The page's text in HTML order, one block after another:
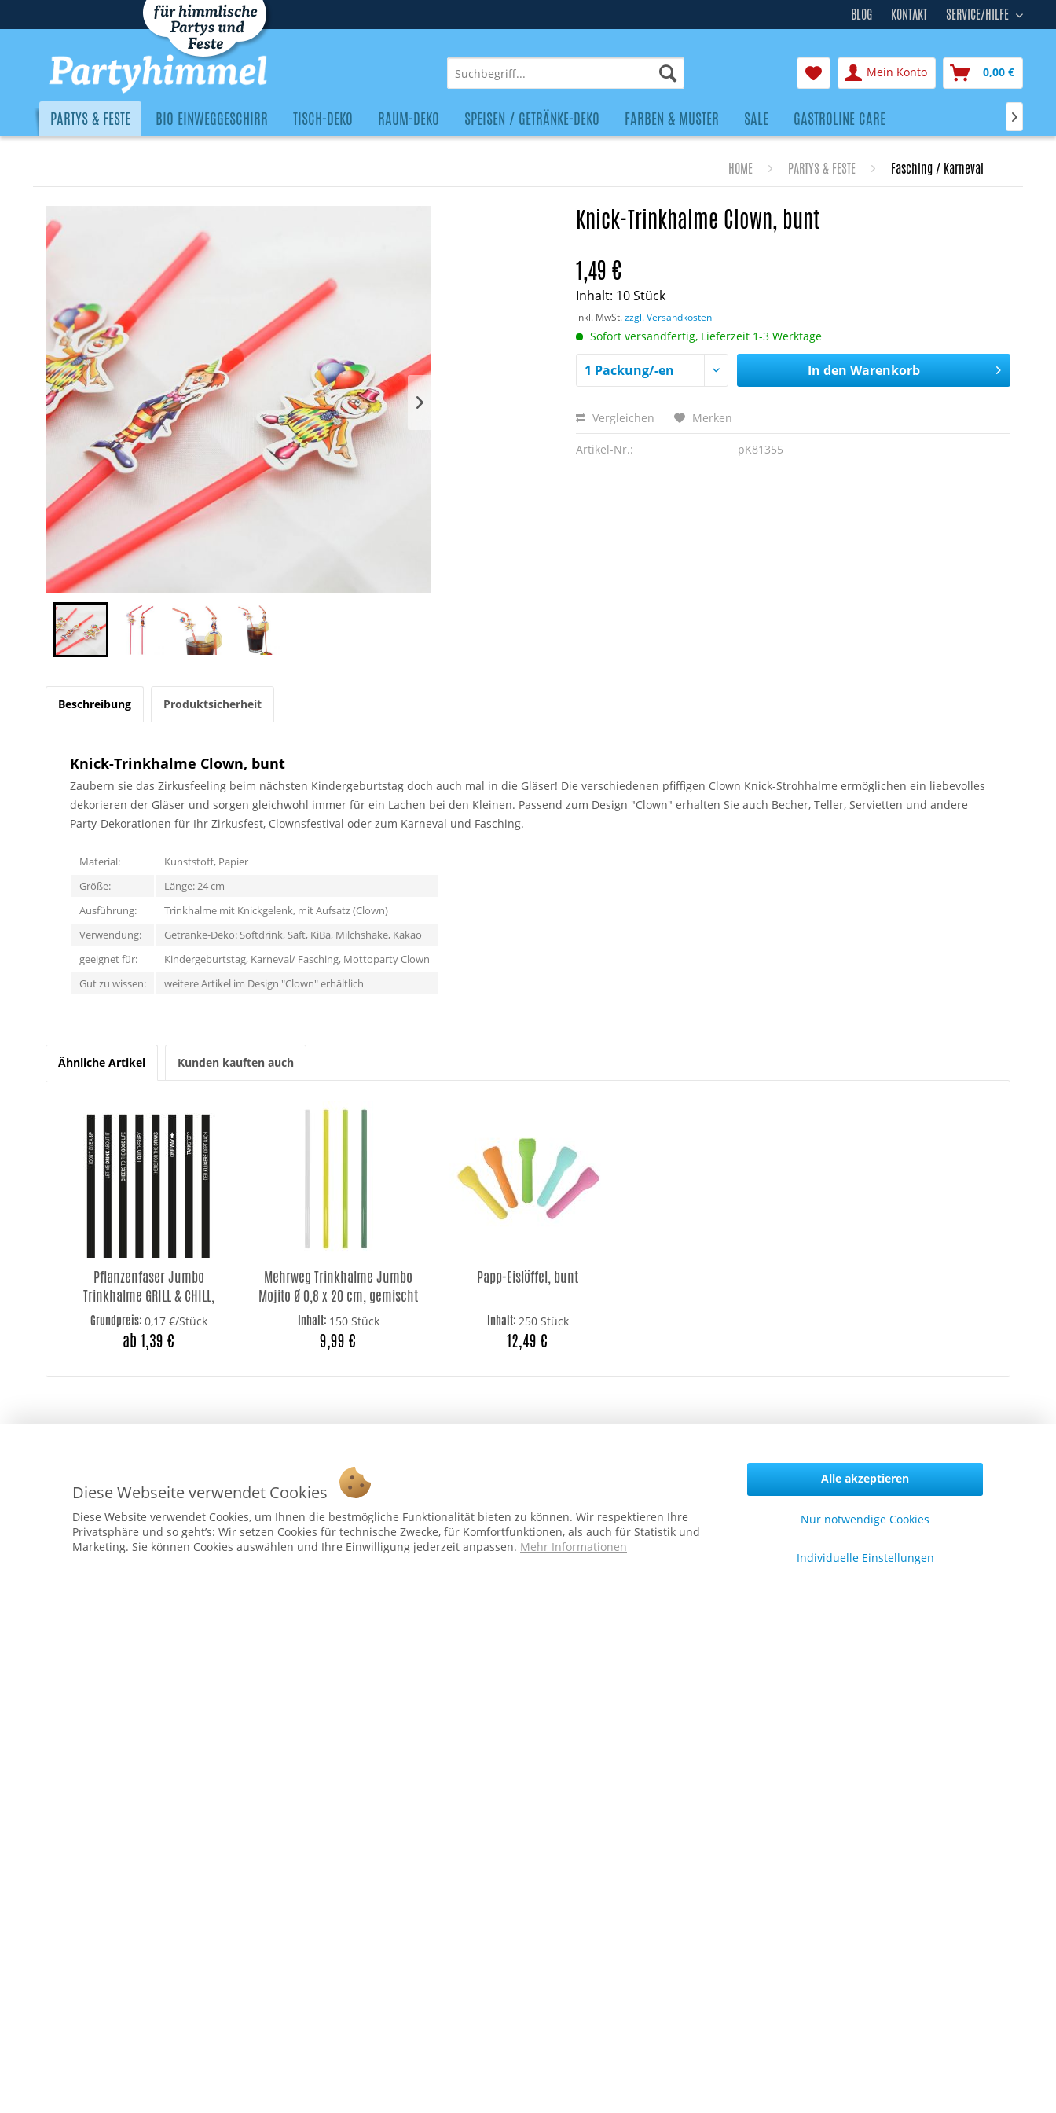
KONTAKT
BLOG SERVICE/HILFE
Mein Konto 0,00 €
PARTYS & FESTE BIO EINWEGGESCHIRR TISCH-DEKO RAUM-DEKO SPEISEN / GETRÄNKE-DEKO FARBEN & MUSTER SALE GASTROLINE CARE 
HOME PARTYS & FESTE Fasching / Karneval
Knick-Trinkhalme Clown, bunt
1,49 €
Inhalt: 10 Stück
inkl. MwSt.zzgl. Versandkosten
Sofort versandfertig, Lieferzeit 1-3 Werktage
In denWarenkorb
Vergleichen Merken
Artikel-Nr.: pK81355
Beschreibung Produktsicherheit
Knick-Trinkhalme Clown, bunt
Zaubern sie das Zirkusfeeling beim nächsten Kindergeburtstag doch auch mal in die Gläser! Die verschiedenen pfiffigen Clown Knick-Strohhalme ermöglichen ein liebevolles
dekorieren der Gläser und sorgen gleichwohl immer für ein Lachen bei den Kleinen. Passend zum Design "Clown" erhalten Sie auch Becher, Teller, Servietten und andere
Party-Dekorationen für Ihr Zirkusfest, Clownsfestival oder zum Karneval und Fasching.
Material:
Kunststoff, Papier
Größe:
Länge: 24 cm
Ausführung:
Trinkhalme mit Knickgelenk, mit Aufsatz (Clown)
Verwendung:
Getränke-Deko: Softdrink, Saft, KiBa, Milchshake, Kakao
geeignet für:
Kindergeburtstag, Karneval/ Fasching, Mottoparty Clown
Gut zu wissen:
weitere Artikel im Design "Clown" erhältlich
Ähnliche Artikel Kunden kauften auch
Pflanzenfaser Jumbo
Trinkhalme GRILL & CHILL,
schwarz/weiß
Grundpreis: 0,17 €/Stück
ab 1,39 €
Mehrweg Trinkhalme Jumbo
Mojito Ø 0,8 x 20 cm, gemischt
Inhalt: 150 Stück
9,99 €
Papp-Eislöffel, bunt
Inhalt: 250 Stück
12,49 €
Ab 75 € versandkostenfrei *
Service Hotline Shop Service
Diese Webseite verwendet Cookies
Diese Website verwendet Cookies, um Ihnen die bestmögliche Funktionalität bieten zu können. Wir respektieren Ihre
Privatsphäre und so geht’s: Wir setzen Cookies für technische Zwecke, für Komfortfunktionen, als auch für Statistik und
Marketing. Sie können Cookies auswählen und Ihre Einwilligung jederzeit anpassen. Mehr Informationen
Nur notwendige Cookies
Alle akzeptieren
Individuelle Einstellungen